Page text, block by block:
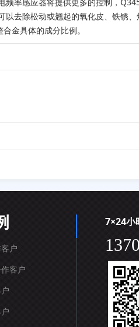
去除松动或翘起的氧化皮、铁锈
金具体的成分比例。
户
客户
7×24小